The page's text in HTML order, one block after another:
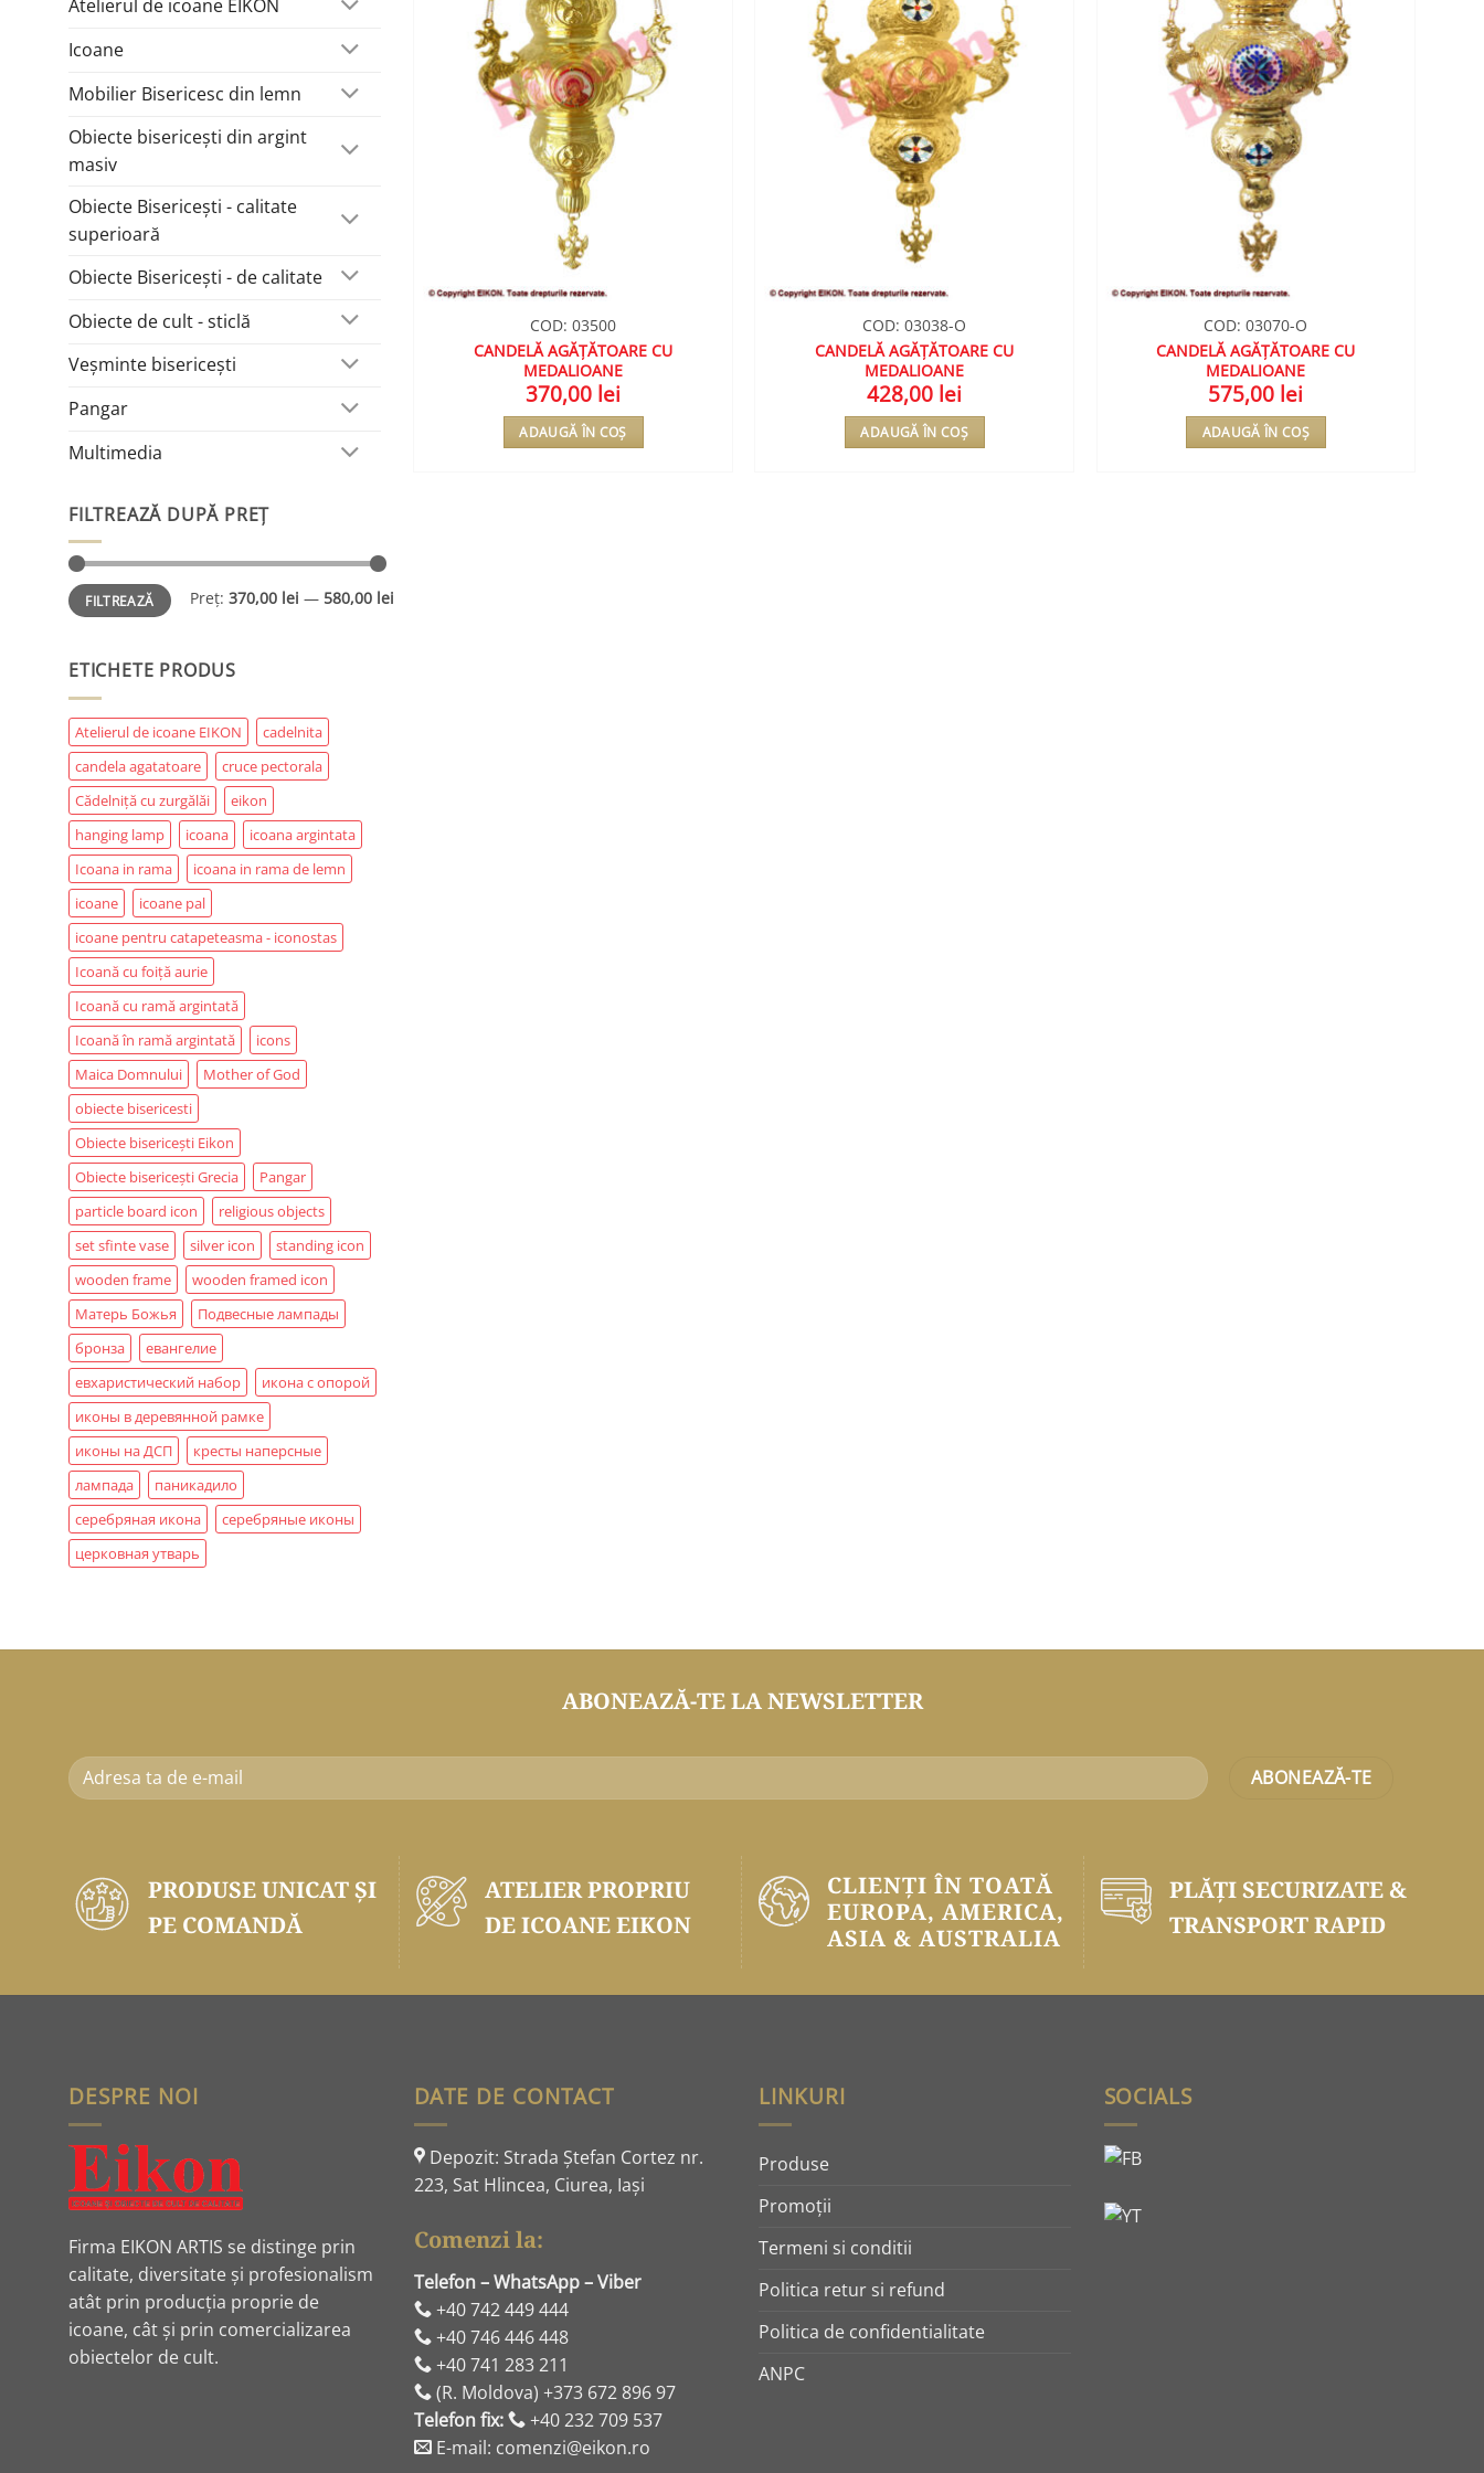
Atelierul de icoane EIKON
Icoane
Mobilier Bisericesc din lemn
Obiecte bisericești din argint
masiv
Obiecte Bisericești - calitate
superioară
Obiecte Bisericești - de calitate
Obiecte de cult - sticlă
Veșminte bisericești
Pangar
Multimedia
FILTREAZĂ DUPĂ PREȚ
Preț
minim
Preț
maxim
FILTREAZĂ Preț: 370,00 lei — 580,00 lei
ETICHETE PRODUS
Atelierul de icoane EIKON
cadelnita
candela agatatoare
cruce pectorala
Cădelniță cu zurgălăi
eikon
hanging lamp
icoana
icoana argintata
Icoana in rama
icoana in rama de lemn
icoane
icoane pal
icoane pentru catapeteasma - iconostas
Icoană cu foiță aurie
Icoană cu ramă argintată
Icoană în ramă argintată
icons
Maica Domnului
Mother of God
obiecte bisericesti
Obiecte bisericești Eikon
Obiecte bisericești Grecia
Pangar
particle board icon
religious objects
set sfinte vase
silver icon
standing icon
wooden frame
wooden framed icon
Матерь Божья
Подвесные лампады
бронза
евангелие
евхаристический набор
икона с опорой
иконы в деревянной рамке
иконы на ДСП
кресты наперсные
лампада
паникадило
серебряная икона
серебряные иконы
церковная утварь
COD: 03500
CANDELĂ AGĂȚĂTOARE CU
MEDALIOANE
370,00 lei
ADAUGĂ ÎN COȘ
COD: 03038-O
CANDELĂ AGĂȚĂTOARE CU
MEDALIOANE
428,00 lei
ADAUGĂ ÎN COȘ
COD: 03070-O
CANDELĂ AGĂȚĂTOARE CU
MEDALIOANE
575,00 lei
ADAUGĂ ÎN COȘ
ABONEAZĂ-TE LA NEWSLETTER
PRODUSE UNICAT ŞI
PE COMANDĂ
ATELIER PROPRIU
DE ICOANE EIKON
CLIENȚI ÎN TOATĂ
EUROPA, AMERICA,
ASIA & AUSTRALIA
PLĂŢI SECURIZATE &
TRANSPORT RAPID
DESPRE NOI
Firma EIKON ARTIS se distinge prin
calitate, diversitate și profesionalism
atât prin producția proprie de
icoane, cât și prin comercializarea
obiectelor de cult.
DATE DE CONTACT
Depozit: Strada Ştefan Cortez nr.
223, Sat Hlincea, Ciurea, Iaşi
Comenzi la:
Telefon – WhatsApp – Viber
+40 742 449 444
+40 746 446 448
+40 741 283 211
(R. Moldova) +373 672 896 97
Telefon fix:
+40 232 709 537
E-mail: comenzi@eikon.ro
LINKURI
Produse
Promoţii
Termeni si conditii
Politica retur si refund
Politica de confidentialitate
ANPC
SOCIALS